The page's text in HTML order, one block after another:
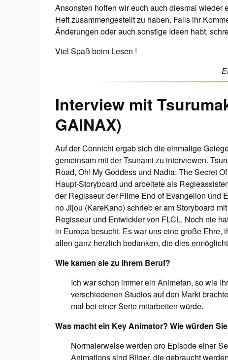
Ansonsten hoffen wir euch auch diesmal wieder
Heft zusammengestellt zu haben. Falls ihr
Änderungen oder auch sonstige Ideen habt,
Viel Spaß beim Lesen !
Interview mit
GAINAX)
Auf der Connichi ergab sich die einmalige
gemeinsam mit der Tsunami zu interviewen.
Road, Oh! My Goddess und Nadia: The Secret
Haupt-Storyboard und arbeitete als
der Regisseur der Filme End of Evangelion und
no Jijou (KareKano) schrieb er am Storyboard
Regisseur und Entwickler von FLCL. Noch nie
in Europa besucht. Es war uns eine große Ehre,
allen ganz herzlich bedanken, die dies
Wie kamen sie zu ihrem Beruf?
Ich war schon immer ein Animefan, so wie
verschiedenen Studios auf den Markt
mal bei einer Serie mitarbeiten würde.
Was macht ein Key Animator? Wie würden
Normalerweise werden pro Episode einer
Animations sind Bilder, die gebraucht